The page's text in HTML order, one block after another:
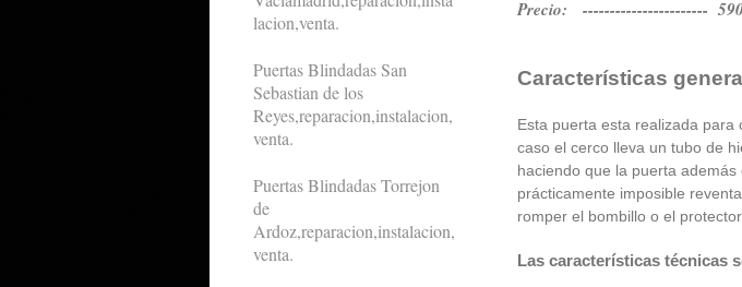
Precio: -----------------------
Características
Esta puerta esta realizada
caso el cerco lleva un tubo de
haciendo que la puerta
prácticamente imposible
romper el bombillo o el
Las características técnicas
lacion,venta.
Puertas Blindadas San
Sebastian de los
Reyes,reparacion,instalacion,
venta.
Puertas Blindadas Torrejon
de
Ardoz,reparacion,instalacion,
venta.